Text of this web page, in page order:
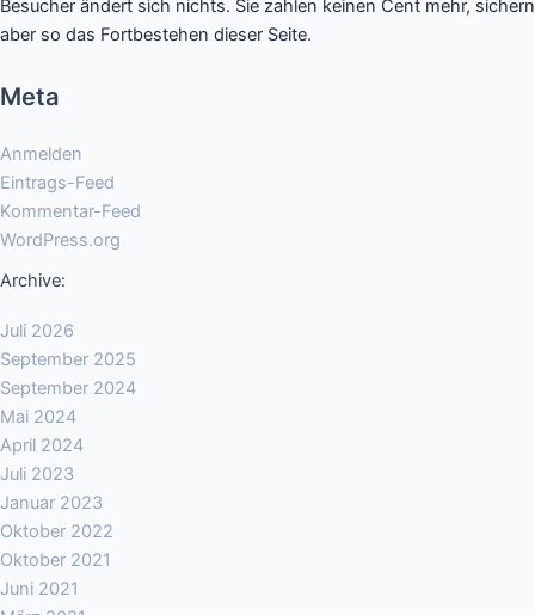
Besucher ändert sich nichts. Sie zahlen keinen Cent mehr, sichern
aber so das Fortbestehen dieser Seite.
Meta
Anmelden
Eintrags-Feed
Kommentar-Feed
WordPress.org
Archive:
Juli 2026
September 2025
September 2024
Mai 2024
April 2024
Juli 2023
Januar 2023
Oktober 2022
Oktober 2021
Juni 2021